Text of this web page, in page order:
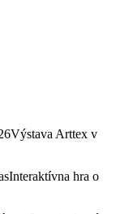
Výstava Arttex v
Interaktívna hra o